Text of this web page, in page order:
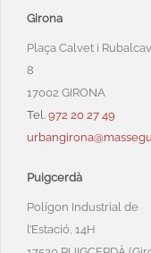
Girona
Plaça Calvet i
8
17002 GIRONA
Tel. 972 20 27 49
Puigcerdà
Polígon Industrial de
l’Estació, 14H